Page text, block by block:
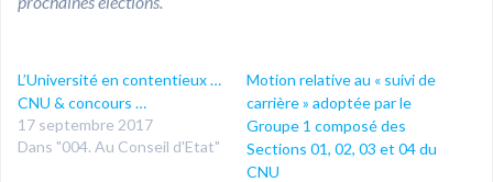
L’Université en contentieux …
CNU & concours …
17 septembre 2017
Dans "004. Au Conseil d'Etat"
Motion relative au « suivi de
carrière » adoptée par le
Groupe 1 composé des
Sections 01, 02, 03 et 04 du
CNU